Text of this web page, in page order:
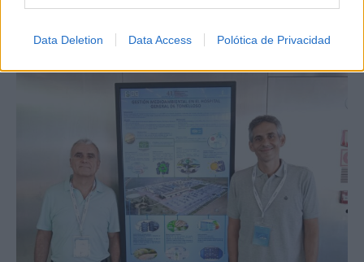
Data Deletion Data Access Polótica de Privacidad